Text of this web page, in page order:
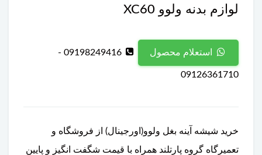
لوازم بدنه ولوو XC60
استعلام محصول 09198249416 -
09126361710
خرید شیشه آینه بغل ولوو(اورجینال) از فروشگاه و
تعمیرگاه گروه پارتلند همراه با قیمت شگفت انگیز و پایین